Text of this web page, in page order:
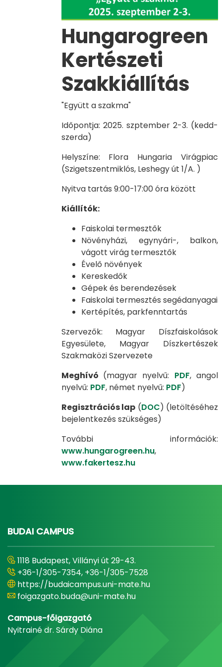
Hungarogreen
Kertészeti
Szakkiállítás
"Együtt a szakma"
Időpontja: 2025. szptember 2-3. (kedd-
szerda)
Helyszíne: Flora Hungaria Virágpiac
(Szigetszentmiklós, Leshegy út 1/A. )
Nyitva tartás 9:00-17:00 óra között
Kiállítók:
Faiskolai termesztők
Növényházi, egynyári-, balkon,
vágott virág termesztők
Évelő növények
Kereskedők
Gépek és berendezések
Faiskolai termesztés segédanyagai
Kertépítés, parkfenntartás
Szervezők: Magyar Díszfaiskolások
Egyesülete, Magyar Díszkertészek
Szakmaközi Szervezete
Meghívó (magyar nyelvű: PDF, angol
nyelvű: PDF, német nyelvű: PDF)
Regisztrációs lap (DOC) (letöltéséhez
bejelentkezés szükséges)
További információk:
www.hungarogreen.hu,
www.fakertesz.hu
BUDAI CAMPUS
1118 Budapest, Villányi út 29-43.
+36-1/305-7354, +36-1/305-7528
https://budaicampus.uni-mate.hu
foigazgato.buda@uni-mate.hu
Campus-főigazgató
Nyitrainé dr. Sárdy Diána